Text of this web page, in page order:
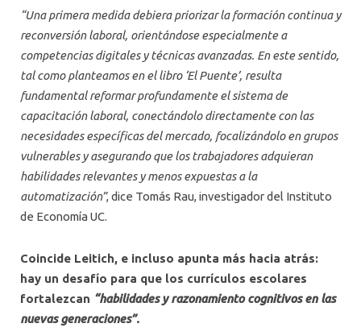
“Una primera medida debiera priorizar la formación continua y
reconversión laboral, orientándose especialmente a
competencias digitales y técnicas avanzadas. En este sentido,
tal como planteamos en el libro ‘El Puente’, resulta
fundamental reformar profundamente el sistema de
capacitación laboral, conectándolo directamente con las
necesidades específicas del mercado, focalizándolo en grupos
vulnerables y asegurando que los trabajadores adquieran
habilidades relevantes y menos expuestas a la
automatización”, dice Tomás Rau, investigador del Instituto
de Economía UC.
Coincide Leitich, e incluso apunta más hacia atrás:
hay un desafío para que los currículos escolares
fortalezcan “habilidades y razonamiento cognitivos en las
nuevas generaciones”.